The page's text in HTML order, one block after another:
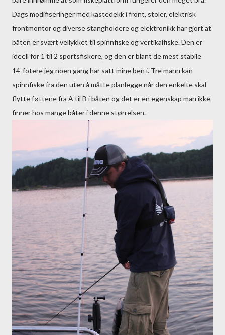
Dags modifiseringer med kastedekk i front, stoler, elektrisk
frontmontor og diverse stangholdere og elektronikk har gjort at
båten er svært vellykket til spinnfiske og vertikalfiske. Den er
ideell for 1 til 2 sportsfiskere, og den er blant de mest stabile
14-fotere jeg noen gang har satt mine ben i. Tre mann kan
spinnfiske fra den uten å måtte planlegge når den enkelte skal
flytte føttene fra A til B i båten og det er en egenskap man ikke
finner hos mange båter i denne størrelsen.